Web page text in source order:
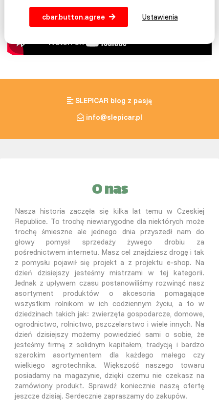
SLEPICAR blog z pasją
info@slepicar.pl
O nas
Nasza historia zaczęła się kilka lat temu w Czeskiej
Republice. To trochę niewiarygodne dla niektórych może
trochę śmieszne ale jednego dnia przyszedł nam do
głowy pomysł sprzedaży żywego drobiu za
pośrednictwem internetu. Masz cel znajdziesz drogę i tak
z pomysłu pojawił się projekt a z projektu e-shop. Na
dzień dzisiejszy jesteśmy mistrzami w tej kategorii.
Jednak z upływem czasu postanowiliśmy rozwinąć nasz
asortyment produktów o akcesoria pomagające
wszystkim rolnikom w ich codziennym życiu, a to w
dziedzinach takich jak: zwierzęta gospodarcze, domowe,
ogrodnictwo, rolnictwo, pszczelarstwo i wiele innych. Na
dzień dzisiejszy możemy powiedzieć sami o sobie, że
jesteśmy firmą z solidnym kapitałem, tradycją i bardzo
szerokim asortymentem dla każdego małego czy
wielkiego agrotechnika. Większość naszego towaru
posiadamy na magazynie, dzięki czemu nie czekasz na
zamówiony produkt. Sprawdź koniecznie naszą ofertę
jeszcze dzisiaj. Serdecznie zapraszamy do zakupów.
cbar.button.agree Ustawienia